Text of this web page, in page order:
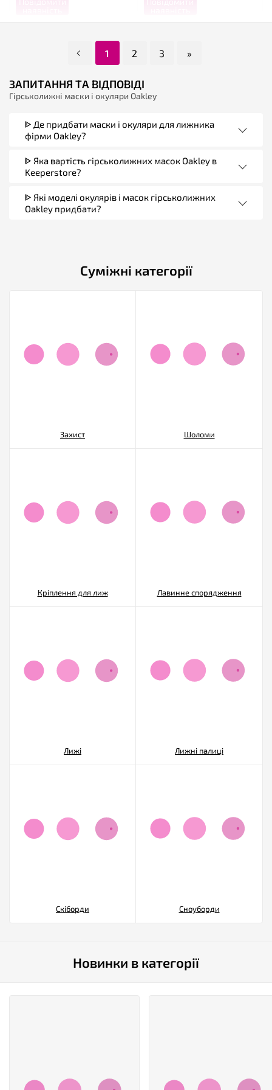
1 2 3 »
ЗАПИТАННЯ ТА ВІДПОВІДІ
Гірськолижні маски і окуляри Oakley
ᐈ Де придбати маски і окуляри для лижника
фірми Oakley?
ᐈ Яка вартість гірськолижних масок Oakley в
Keeperstore?
ᐈ Які моделі окулярів і масок гірськолижних
Oakley придбати?
Суміжні категорії
Захист Шоломи
Кріплення для лиж Лавинне спорядження
Лижі Лижні палиці
Скіборди Сноуборди
Новинки в категорії